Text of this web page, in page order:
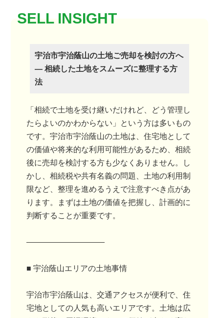
宇治市宇治蔭山の土地ご売却を検討の方へ
― 相続した土地をスムーズに整理する方
法
「相続で土地を受け継いだけれど、どう管理し
たらよいのかわからない」という方は多いもの
です。宇治市宇治蔭山の土地は、住宅地として
の価値や将来的な利用可能性があるため、相続
後に売却を検討する方も少なくありません。し
かし、相続税や共有名義の問題、土地の利用制
限など、整理を進めるうえで注意すべき点があ
ります。まずは土地の価値を把握し、計画的に
判断することが重要です。
――――――――――
■ 宇治蔭山エリアの土地事情
宇治市宇治蔭山は、交通アクセスが便利で、住
宅地としての人気も高いエリアです。土地は広